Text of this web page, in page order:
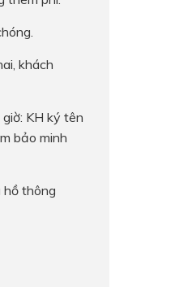
khách
KH ký tên
bảo minh
hồ thông